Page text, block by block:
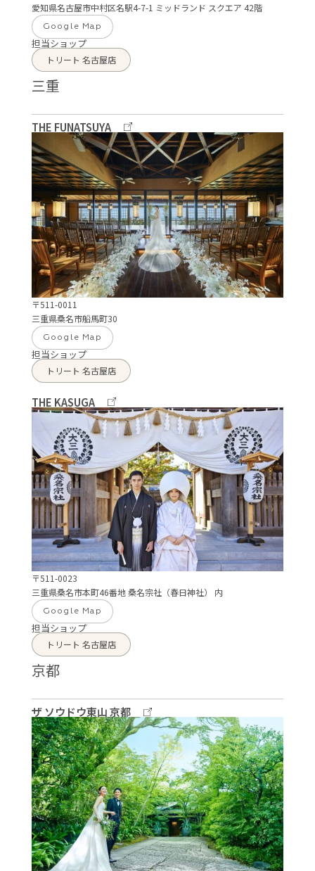
愛知県名古屋市中村区名駅4-7-1 ミッドランド スクエア 42階
Google Map
担当ショップ
トリート 名古屋店
三重
THE FUNATSUYA
〒511-0011
三重県桑名市船馬町30
Google Map
担当ショップ
トリート 名古屋店
THE KASUGA
〒511-0023
三重県桑名市本町46番地 桑名宗社（春日神社） 内
Google Map
担当ショップ
トリート 名古屋店
京都
ザ ソウドウ東山 京都